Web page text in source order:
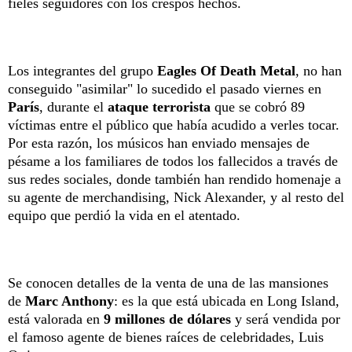
fieles seguidores con los crespos hechos.
Los integrantes del grupo Eagles Of Death Metal, no han
conseguido "asimilar" lo sucedido el pasado viernes en
París, durante el ataque terrorista que se cobró 89
víctimas entre el público que había acudido a verles tocar.
Por esta razón, los músicos han enviado mensajes de
pésame a los familiares de todos los fallecidos a través de
sus redes sociales, donde también han rendido homenaje a
su agente de merchandising, Nick Alexander, y al resto del
equipo que perdió la vida en el atentado.
Se conocen detalles de la venta de una de las mansiones
de Marc Anthony: es la que está ubicada en Long Island,
está valorada en 9 millones de dólares y será vendida por
el famoso agente de bienes raíces de celebridades, Luis